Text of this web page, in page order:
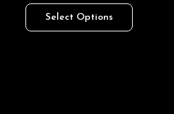
Select Options